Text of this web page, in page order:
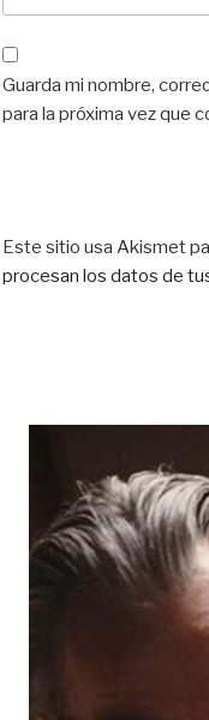
Guarda mi nombre,
para la próxima vez que
Este sitio usa Akismet
procesan los datos de